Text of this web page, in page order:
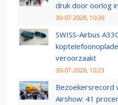
druk door oorlog
30-07-2026, 10:36
SWISS-Airbus
veroorzaakt
30-07-2026, 10:23
Bezoekersrecord
Airshow: 41